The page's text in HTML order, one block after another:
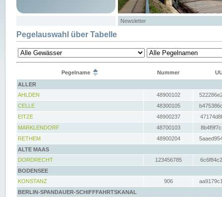
Newsletter
Pegelauswahl über Tabelle
Pegelname Nummer
ALLER
AHLDEN
48900102
CELLE
48300105
EITZE
48900237
MARKLENDORF
48700103
RETHEM
48900204
ALTE MAAS
DORDRECHT
123456785
BODENSEE
KONSTANZ
906
BERLIN-SPANDAUER-SCHIFFFAHRTSKANAL